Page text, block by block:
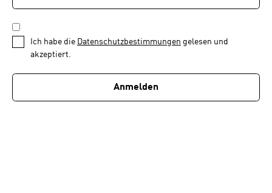
1
von
ADRESSE
DATENSCHUTZBESTIMMUNGEN
*
Ich habe die Datenschutzbestimmungen gelesen und
akzeptiert.
Anmelden